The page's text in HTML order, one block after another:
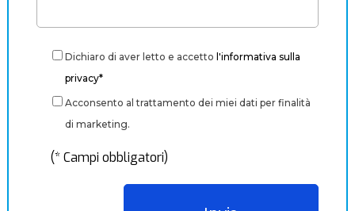
Dichiaro di aver letto e accetto l'informativa sulla
privacy*
Acconsento al trattamento dei miei dati per finalità
di marketing.
(* Campi obbligatori)